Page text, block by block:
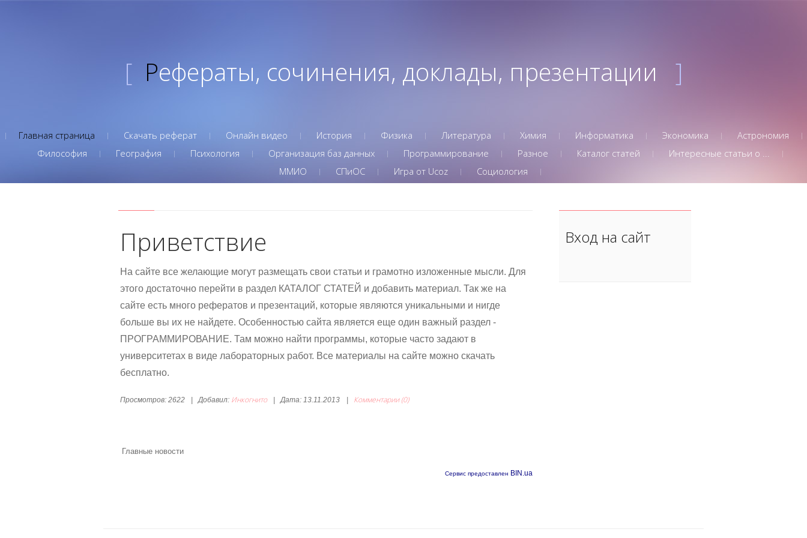
[ Рефераты, сочинения, доклады, презентации ]
Главная страница Скачать реферат Онлайн видео История Физика Литература Химия Информатика Экономика
Астрономия
Философия
География Психология Организация баз данных Программирование Разное Каталог статей
Интересные статьи о ...
ММИО
СПиОС Игра от Ucoz Социология
Приветствие
На сайте все желающие могут размещать свои статьи и грамотно изложенные мысли. Для
этого достаточно перейти в раздел КАТАЛОГ СТАТЕЙ и добавить материал. Так же на
сайте есть много рефератов и презентаций, которые являются уникальными и нигде
больше вы их не найдете. Особенностью сайта является еще один важный раздел -
ПРОГРАММИРОВАНИЕ. Там можно найти программы, которые часто задают в
университетах в виде лабораторных работ. Все материалы на сайте можно скачать
бесплатно.
Просмотров: 2622 Добавил: Инкогнито Дата: 13.11.2013 Комментарии (0)
Главные новости
Сервис предоставлен BIN.ua
Вход на сайт